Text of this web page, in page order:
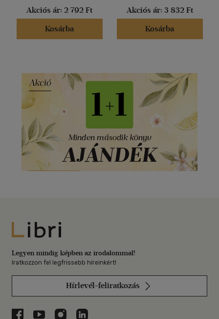
Akciós ár: 2 792 Ft
Kosárba
Akciós ár: 3 832 Ft
Kosárba
Libri
Legyen mindig képben az irodalommal!
Iratkozzon fel legfrissebb híreinkért!
Hírlevél-feliratkozás
Libri a Facebookon
Libri a Youtube-on
Libri az Instagramon
Libri a LinkedInen